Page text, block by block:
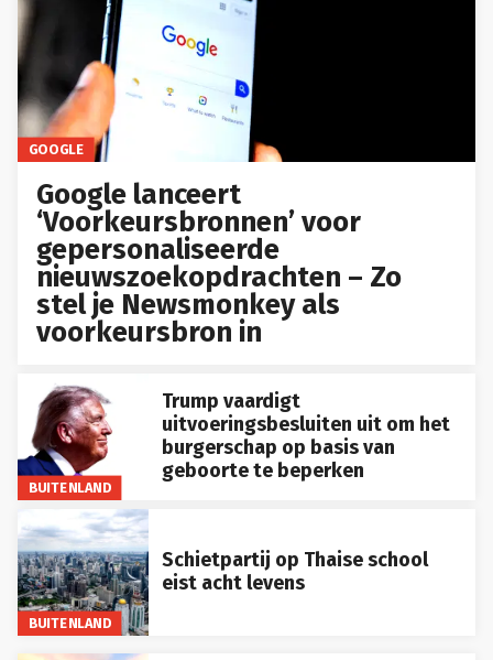
GOOGLE
Google lanceert
‘Voorkeursbronnen’ voor
gepersonaliseerde
nieuwszoekopdrachten – Zo
stel je Newsmonkey als
voorkeursbron in
BUITENLAND
Trump vaardigt
uitvoeringsbesluiten uit om het
burgerschap op basis van
geboorte te beperken
BUITENLAND
Schietpartij op Thaise school
eist acht levens